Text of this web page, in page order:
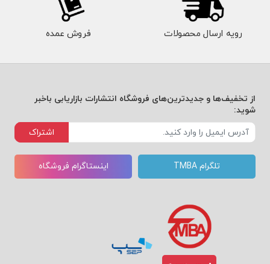
رویه ارسال محصولات فروش عمده
از تخفیف‌ها و جدیدترین‌های فروشگاه انتشارات بازاریابی باخبر
شوید:
اشتراک
تلگرام TMBA اینستاگرام فروشگاه